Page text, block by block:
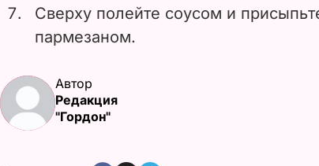
Сверху полейте соусом и
пармезаном.
Автор
Редакция
"Гордон"